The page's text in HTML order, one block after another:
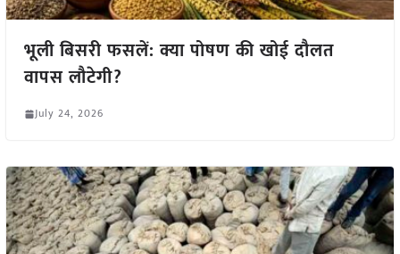
भूली बिसरी फसलें: क्या पोषण की खोई दौलत
वापस लौटेगी?
July 24, 2026